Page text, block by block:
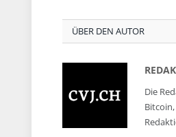
ÜBER DEN AUTOR
Die